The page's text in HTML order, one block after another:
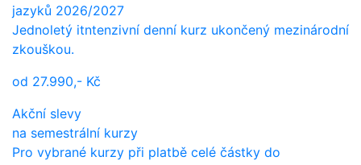
jazyků 2026/2027
Jednoletý itntenzivní denní kurz ukončený mezinárodní
zkouškou.
od 27.990,- Kč
Akční slevy
na semestrální kurzy
Pro vybrané kurzy při platbě celé částky do